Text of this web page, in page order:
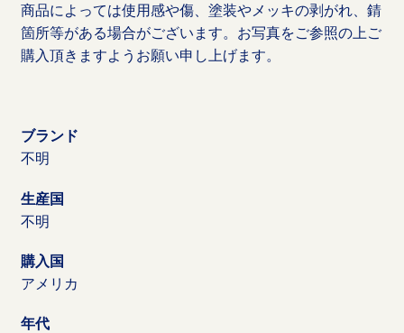
商品によっては使用感や傷、塗装やメッキの剥がれ、錆
箇所等がある場合がございます。お写真をご参照の上ご
購入頂きますようお願い申し上げます。
ブランド
不明
生産国
不明
購入国
アメリカ
年代